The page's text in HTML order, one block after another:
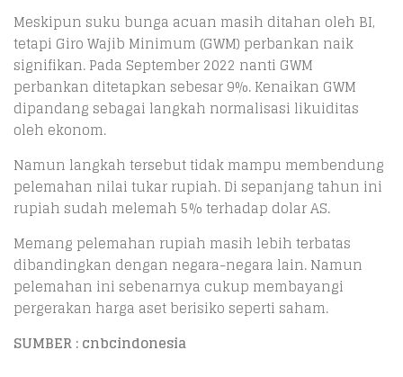
Meskipun suku bunga acuan masih ditahan oleh BI,
tetapi Giro Wajib Minimum (GWM) perbankan naik
signifikan. Pada September 2022 nanti GWM
perbankan ditetapkan sebesar 9%. Kenaikan GWM
dipandang sebagai langkah normalisasi likuiditas
oleh ekonom.
Namun langkah tersebut tidak mampu membendung
pelemahan nilai tukar rupiah. Di sepanjang tahun ini
rupiah sudah melemah 5% terhadap dolar AS.
Memang pelemahan rupiah masih lebih terbatas
dibandingkan dengan negara-negara lain. Namun
pelemahan ini sebenarnya cukup membayangi
pergerakan harga aset berisiko seperti saham.
SUMBER : cnbcindonesia